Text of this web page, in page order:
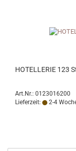
HOTELLERIE 123
Art.Nr.: 0123016200
Lieferzeit:
2-4